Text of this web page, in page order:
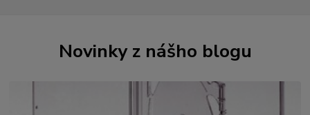
Novinky z nášho blogu